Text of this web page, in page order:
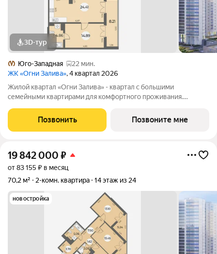
3D-тур
Юго-Западная
22 мин.
ЖК «Огни Залива», 4 квартал 2026
Жилой квартал «Огни Залива» - квартал с большими
семейными квартирами для комфортного проживания.
социальная среда. В проекте IV очереди преобладают двух и
Позвонить Позвоните мне
19 842 000 ₽
от 83 155 ₽ в месяц
70,2 м²
2-комн. квартира 14 этаж из 24
новостройка